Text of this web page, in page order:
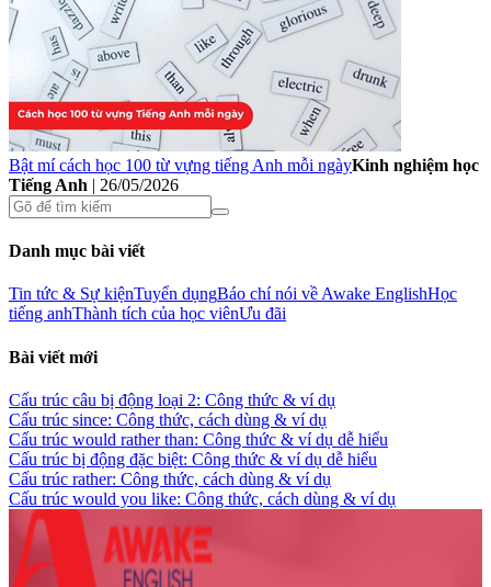
Bật mí cách học 100 từ vựng tiếng Anh mỗi ngàyKinh nghiệm học
Tiếng Anh | 26/05/2026
Danh mục bài viết
Tin tức & Sự kiệnTuyển dụngBáo chí nói về Awake EnglishHọc
tiếng anhThành tích của học viênƯu đãi
Bài viết mới
Cấu trúc câu bị động loại 2: Công thức & ví dụ
Cấu trúc since: Công thức, cách dùng & ví dụ
Cấu trúc would rather than: Công thức & ví dụ dễ hiểu
Cấu trúc bị động đặc biệt: Công thức & ví dụ dễ hiểu
Cấu trúc rather: Công thức, cách dùng & ví dụ
Cấu trúc would you like: Công thức, cách dùng & ví dụ